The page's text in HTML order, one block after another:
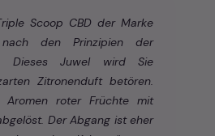
Scoop CBD der Marke
den Prinzipien der
Dieses Juwel wird Sie
Zitronenduft betören.
roter Früchte mit
Der Abgang ist eher